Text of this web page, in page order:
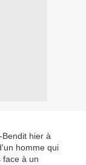
hier à
homme qui
face à un